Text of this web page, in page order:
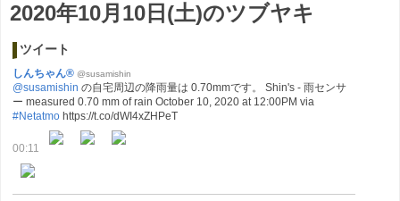
2020年10月10日(土)のツブヤキ
ツイート
しんちゃん® @susamishin
@susamishin の自宅周辺の降雨量は 0.70mmです。 Shin's - 雨センサ
ー measured 0.70 mm of rain October 10, 2020 at 12:00PM via
#Netatmo https://t.co/dWI4xZHPeT
00:11